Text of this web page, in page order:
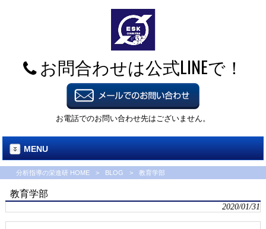
お問合わせは公式LINEで！
お電話でのお問い合わせ先はございません。
MENU
分析指導の栄進研 HOME > BLOG > 教育学部
教育学部
2020/01/31